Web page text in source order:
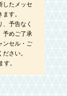
したメッセ
す。
予告なく
予めご了承
ンセル・ご
さい。
。